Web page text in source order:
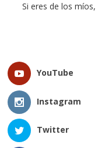
Si eres de los míos,
YouTube
Instagram
Twitter